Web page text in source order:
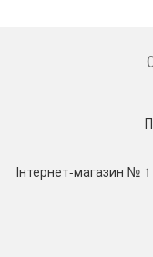
Інтернет-магазин №